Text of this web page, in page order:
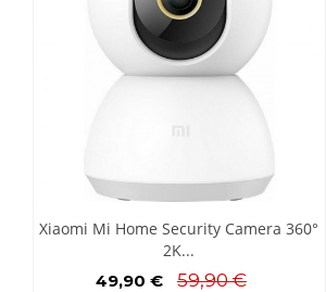
Xiaomi Mi Home Security Camera 360°
2K...
49,90 €
59,90 €